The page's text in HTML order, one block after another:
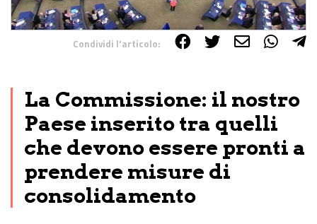
Condividi l'articolo:
La Commissione: il nostro
Paese inserito tra quelli
che devono essere pronti a
prendere misure di
consolidamento